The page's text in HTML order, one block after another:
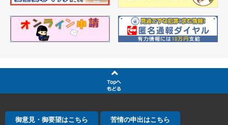
御意見・御要望はこちら 苦情の申出はこちら